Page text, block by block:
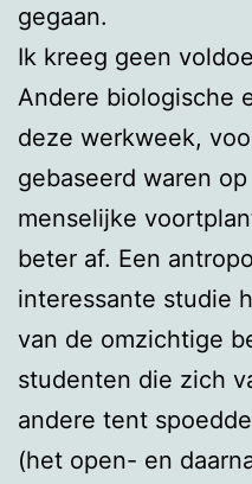
gegaan.
Ik kreeg geen
Andere biologische
deze werkweek,
gebaseerd waren
menselijke
beter af. Een
interessante studie
van de omzichtige
studenten die zich
andere tent
(het open- en